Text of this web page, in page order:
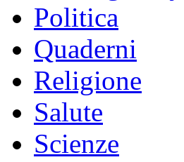
Politica
Quaderni
Religione
Salute
Scienze